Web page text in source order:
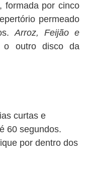
formada por cinco
permeado
Arroz, Feijão e
outro disco da
curtas e
60 segundos.
por dentro dos